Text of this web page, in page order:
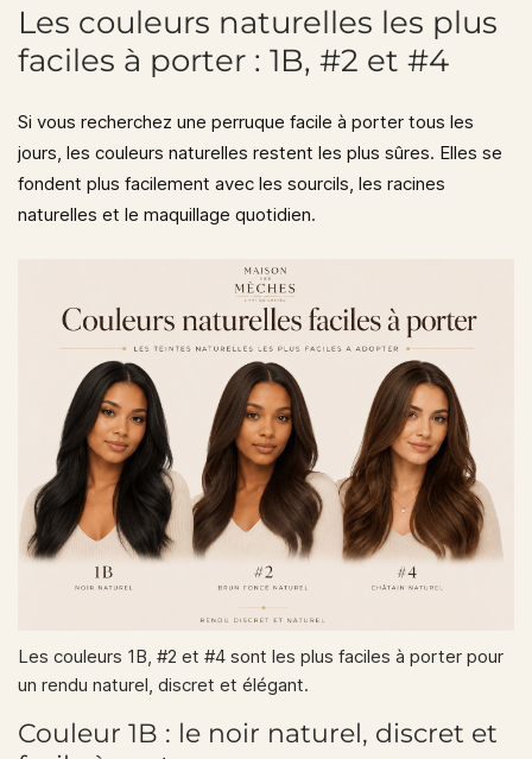
Les couleurs naturelles les plus
faciles à porter : 1B, #2 et #4
Si vous recherchez une perruque facile à porter tous les
jours, les couleurs naturelles restent les plus sûres. Elles se
fondent plus facilement avec les sourcils, les racines
naturelles et le maquillage quotidien.
Les couleurs 1B, #2 et #4 sont les plus faciles à porter pour
un rendu naturel, discret et élégant.
Couleur 1B : le noir naturel, discret et